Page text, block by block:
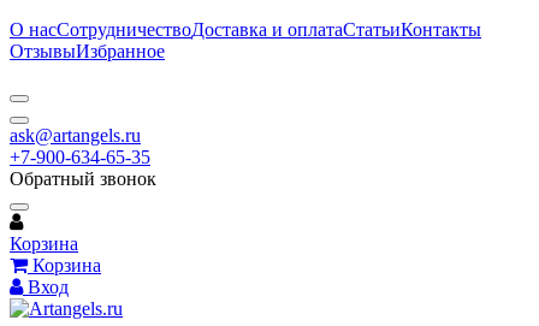
О насСотрудничествоДоставка и оплатаСтатьиКонтакты
ОтзывыИзбранное
ask@artangels.ru
+7-900-634-65-35
Обратный звонок
Корзина
Корзина
Вход